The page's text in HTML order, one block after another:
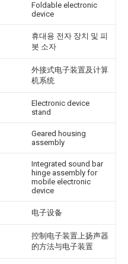
Foldable electronic
device
휴대용 전자 장치 및 피
봇 소자
外接式电子装置及计算
机系统
Electronic device
stand
Geared housing
assembly
Integrated sound bar
hinge assembly for
mobile electronic
device
电子设备
控制电子装置上扬声器
的方法与电子装置